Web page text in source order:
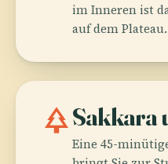
im Inneren ist
auf dem Plateau.
parkSakkara
Eine 45-